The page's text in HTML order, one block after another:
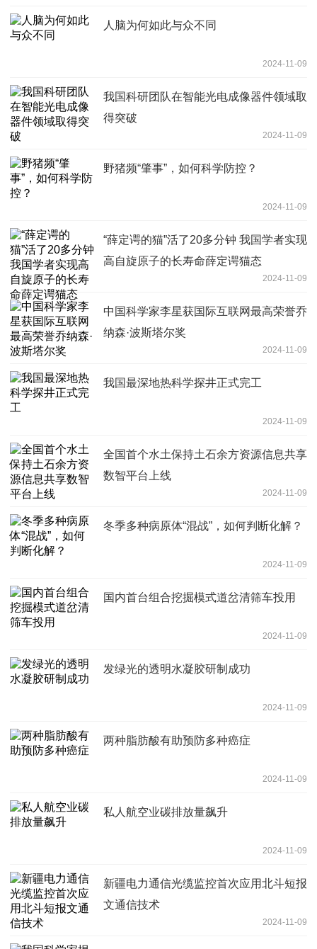
人脑为何如此与众不同
2024-11-09
我国科研团队在智能光电成像器件领域取
得突破
2024-11-09
野猪频“肇事”，如何科学防控？
2024-11-09
“薛定谔的猫”活了20多分钟 我国学者实现
高自旋原子的长寿命薛定谔猫态
2024-11-09
中国科学家李星获国际互联网最高荣誉乔
纳森·波斯塔尔奖
2024-11-09
我国最深地热科学探井正式完工
2024-11-09
全国首个水土保持土石余方资源信息共享
数智平台上线
2024-11-09
冬季多种病原体“混战”，如何判断化解？
2024-11-09
国内首台组合挖掘模式道岔清筛车投用
2024-11-09
发绿光的透明水凝胶研制成功
2024-11-09
两种脂肪酸有助预防多种癌症
2024-11-09
私人航空业碳排放量飙升
2024-11-09
新疆电力通信光缆监控首次应用北斗短报
文通信技术
2024-11-09